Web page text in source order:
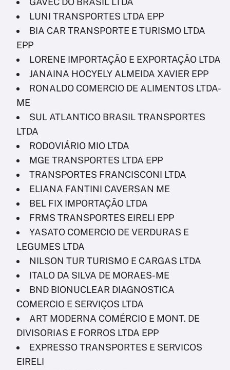
LUNI TRANSPORTES LTDA EPP
BIA CAR TRANSPORTE E TURISMO LTDA
EPP
LORENE IMPORTAÇÃO E EXPORTAÇÃO LTDA
JANAINA HOCYELY ALMEIDA XAVIER EPP
RONALDO COMERCIO DE ALIMENTOS LTDA-
ME
SUL ATLANTICO BRASIL TRANSPORTES
LTDA
RODOVIÁRIO MIO LTDA
MGE TRANSPORTES LTDA EPP
TRANSPORTES FRANCISCONI LTDA
ELIANA FANTINI CAVERSAN ME
BEL FIX IMPORTAÇÃO LTDA
FRMS TRANSPORTES EIRELI EPP
YASATO COMERCIO DE VERDURAS E
LEGUMES LTDA
NILSON TUR TURISMO E CARGAS LTDA
ITALO DA SILVA DE MORAES-ME
BND BIONUCLEAR DIAGNOSTICA
COMERCIO E SERVIÇOS LTDA
ART MODERNA COMÉRCIO E MONT. DE
DIVISORIAS E FORROS LTDA EPP
EXPRESSO TRANSPORTES E SERVICOS
EIRELI